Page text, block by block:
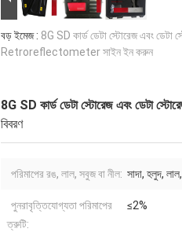
বড় ইমেজ : 8G SD কার্ড ডেটা স্টোরেজ এবং ডেটা
Retroreflectometer সাইন ইন করুন
8G SD কার্ড ডেটা স্টোরেজ এবং ডেটা
বিবরণ
পরিমাপের রঙ, লাল, সবুজ বা নীল: সাদা, হলুদ,
পুনরাবৃত্তিযোগ্যতা পরিমাপের
ত্রুটি:
≤2%